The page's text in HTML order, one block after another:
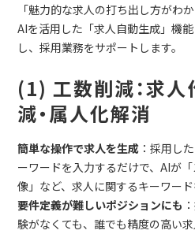
「魅力的な求人の打ち出し方がわか
AIを活用した「求人自動生成」機
し、採用業務をサポートします。
(1) 工数削減：求
減・属人化解消
簡単な操作で求人を生成 ：採用し
ーワードを入力するだけで、AIが
像」など、求人に関するキーワード
要件定義が難しいポジションにも
験がなくても、誰でも精度の高い求